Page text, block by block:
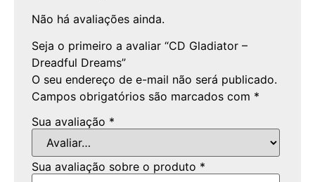
Não há avaliações ainda.
Seja o primeiro a avaliar “CD Gladiator –
Dreadful Dreams”
O seu endereço de e-mail não será publicado.
Campos obrigatórios são marcados com *
Sua avaliação *
Sua avaliação sobre o produto *